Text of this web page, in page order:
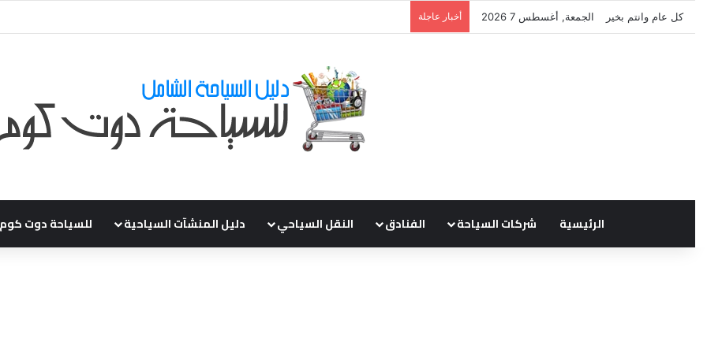
كل عام وانتم بخير الجمعة, أغسطس 7 2026 أخبار عاجلة
الرئيسية شركات السياحة الفنادق النقل السياحي دليل المنشآت السياحية للسياحة دوت كوم